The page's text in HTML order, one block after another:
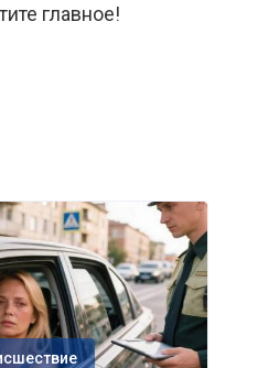
главное!